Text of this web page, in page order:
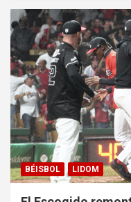
BÉISBOL LIDOM